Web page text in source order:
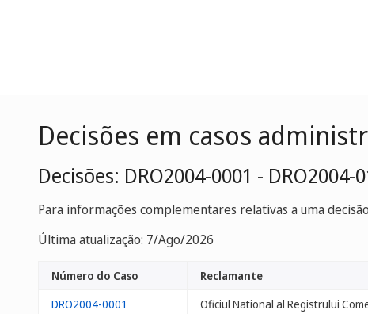
Decisões em casos
Decisões: DRO2004-0001 - DRO2004-
Para informações complementares relativas a uma
Última atualização: 7/Ago/2026
Número do Caso Reclamante
DRO2004-0001
Oficiul National al Registrului